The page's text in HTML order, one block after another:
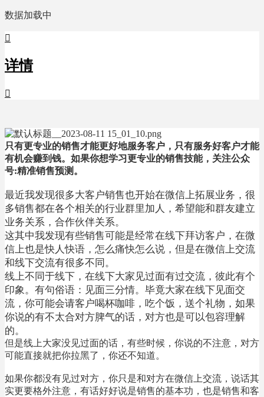
数据加载中

详情

只有更专业的销售才能更好地服务客户，只有服务好客户才能
有机会赚到钱。如果你想学习更专业的销售技能，关注公众
号:精准销售预测。
最近我发现很多大客户销售也开始在微信上拓展业务，很
多销售都在各个相关的行业群里加人，希望能和群友建立
业务关系，合作伙伴关系。
这其中我发现有些销售可能是经常在线下拜访客户，在微
信上也是快人快语，怎么痛快怎么说，但是在微信上交流
和线下交流有很多不同。
线上不同于线下，在线下大家见过面有过交流，彼此有个
印象。有句俗语：见面三分情。毕竟大家在线下见面交
流，你可能会请客户喝杯咖啡，吃个饭，送个礼物，如果
你说的有不太合对方脾气的话，对方也是可以包容理解
的。
但是线上大家没见过面的话，有些时候，你说的不注意，对方
可能直接就把你拉黑了，你还不知道。
如果你都没有见过对方，你只是和对方在微信上交流，说话其
实更要格外注意，有话好好说是销售的基本功，也是销售和客